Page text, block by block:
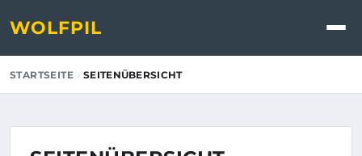
WOLFPIL
STARTSEITE › SEITENÜBERSICHT